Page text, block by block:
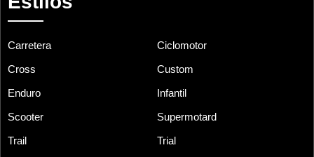
Carretera Ciclomotor
Cross Custom
Enduro Infantil
Scooter Supermotard
Trail Trial